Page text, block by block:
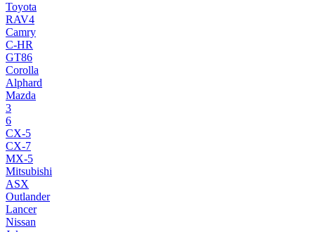
Toyota
RAV4
Camry
C-HR
GT86
Corolla
Alphard
Mazda
3
6
CX-5
CX-7
MX-5
Mitsubishi
ASX
Outlander
Lancer
Nissan